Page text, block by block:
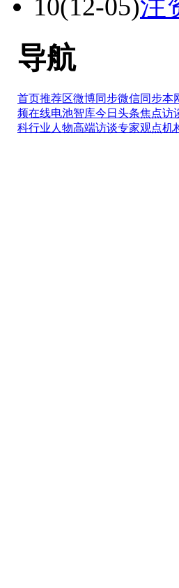
10(12-05)注
导航
首页推荐区微博同步微信同步本
频在线电池智库今日头条焦点访
科行业人物高端访谈专家观点机